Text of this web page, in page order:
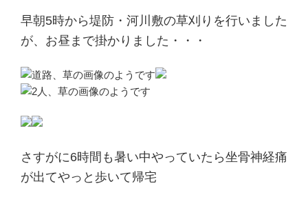
早朝5時から堤防・河川敷の草刈りを行いました
が、お昼まで掛かりました・・・
さすがに6時間も暑い中やっていたら坐骨神経痛
が出てやっと歩いて帰宅